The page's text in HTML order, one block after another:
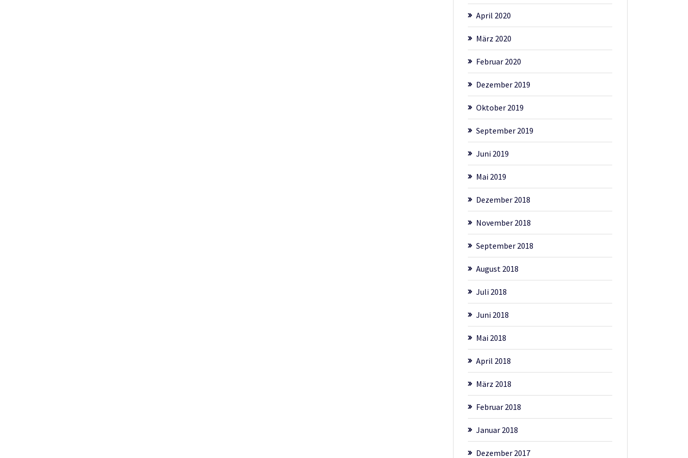
April 2020
März 2020
Februar 2020
Dezember 2019
Oktober 2019
September 2019
Juni 2019
Mai 2019
Dezember 2018
November 2018
September 2018
August 2018
Juli 2018
Juni 2018
Mai 2018
April 2018
März 2018
Februar 2018
Januar 2018
Dezember 2017